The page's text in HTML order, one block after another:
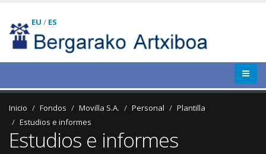
EU / ES
Inicio Fondos Movilla S.A. Personal
Plantilla
Estudios e informes
Estudios e informes